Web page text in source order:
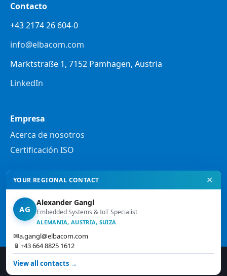
Contacto
+43 2174 26 604-0
info@elbacom.com
Marktstraße 1, 7152 Pamhagen, Austria
LinkedIn
Empresa
Acerca de nosotros
Certificación ISO
Legal
Política de privacidad
Notas legales
Términos y condiciones
© 2026 Elbacom. Todos los derechos
reservados.
YOUR REGIONAL CONTACT ✕
AG
Alexander Gangl
Embedded Systems & IoT Specialist
ALEMANIA, AUSTRIA, SUIZA
✉a.gangl@elbacom.com
📱 +43 664 8825 1612
View all contacts →